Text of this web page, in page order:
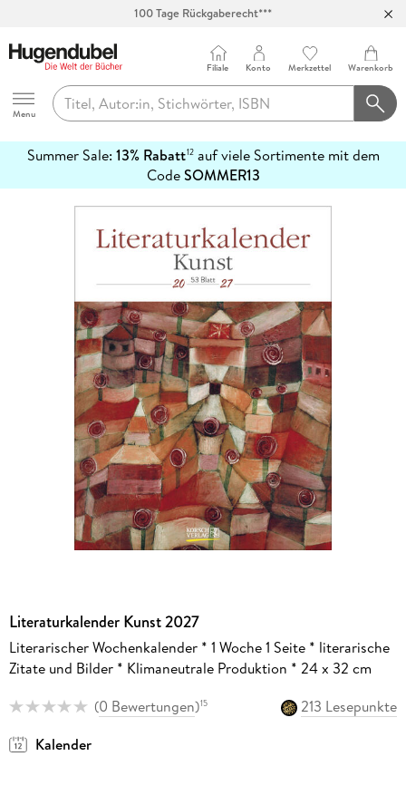
Hugendubel
Menu
Filiale Konto Merkzettel Warenkorb
Summer Sale: 13% Rabatt12auf viele Sortimente mit dem
CodeSOMMER13
erfahren
Literaturkalender Kunst 2027
Literarischer Wochenkalender * 1 Woche 1 Seite * literarische
Zitate und Bilder * Klimaneutrale Produktion * 24 x 32 cm
(0 Bewertungen)15
213 Lesepunkte
Kalender